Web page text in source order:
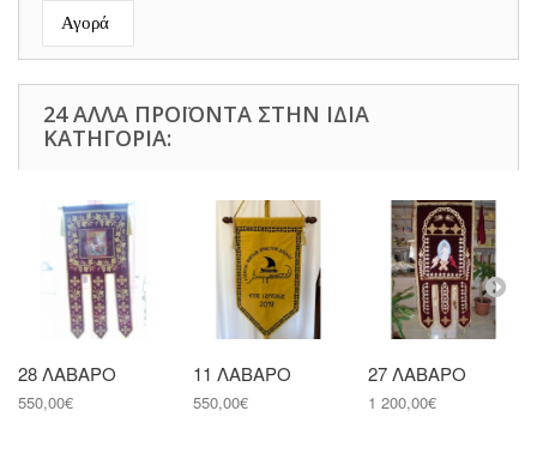
Αγορά
24 ΆΛΛΑ ΠΡΟΪΌΝΤΑ ΣΤΗΝ ΊΔΙΑ
ΚΑΤΗΓΟΡΊΑ:
28 ΛΑΒΑΡΟ
550,00€
11 ΛΑΒΑΡΟ
550,00€
27 ΛΑΒΑΡΟ
1 200,00€